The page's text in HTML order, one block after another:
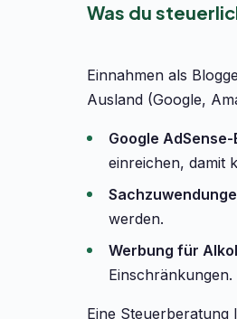
Was du
Einnahmen als
Ausland (Google,
Google
einreichen, damit
werden.
Werbung für
Einschränkungen.
Eine Steuerberatung